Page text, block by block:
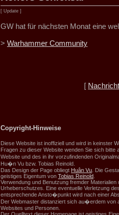
[ Update ]
GW hat für nächsten Monat eine
> Warhammer Community
[
Copyright-Hinweise
Diese Website ist inoffiziell und wird in keinster
Fragen zu dieser Website wenden Sie sich bitte
Website und des in ihr vorzufindenden
Hu�n Vu bzw. Tobias Reinold.
Das Design der Page obliegt Huân Vu. Die
geistiges Eigentum von Tobias Reinold.
Verwendung und Benutzung fremder
Urheberschutzes. Eine eventuelle Verletzung
entsprechende Ansto�punkt wird nach einer
Der Webmaster distanziert sich au�erdem von
Websites und Personen.